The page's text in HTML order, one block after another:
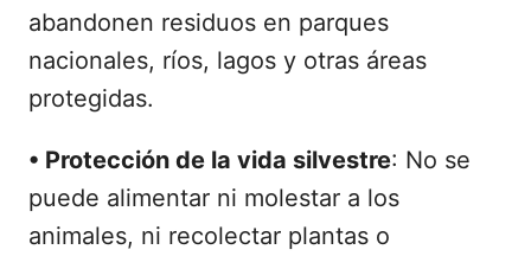
abandonen residuos en parques
nacionales, ríos, lagos y otras áreas
protegidas.
• Protección de la vida silvestre: No se
puede alimentar ni molestar a los
animales, ni recolectar plantas o